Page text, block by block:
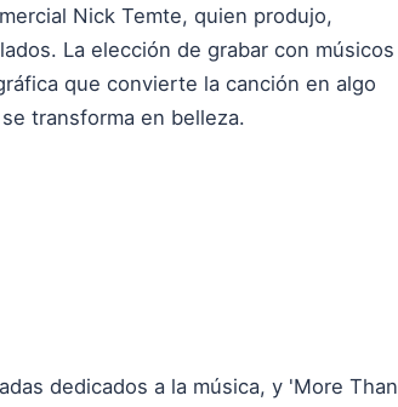
Nick Temte, quien produjo,
La elección de grabar con músicos
que convierte la canción en algo
transforma en belleza.
dedicados a la música, y 'More Than